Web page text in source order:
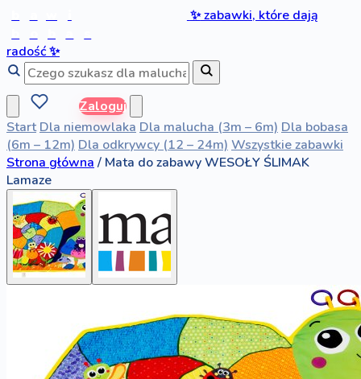
✨zabawki, które dają
radość✨
Zaloguj
Start Dla niemowlaka Dla malucha (3m – 6m) Dla bobasa
(6m – 12m) Dla odkrywcy (12 – 24m) Wszystkie zabawki
Strona główna / Mata do zabawy WESOŁY ŚLIMAK
Lamaze